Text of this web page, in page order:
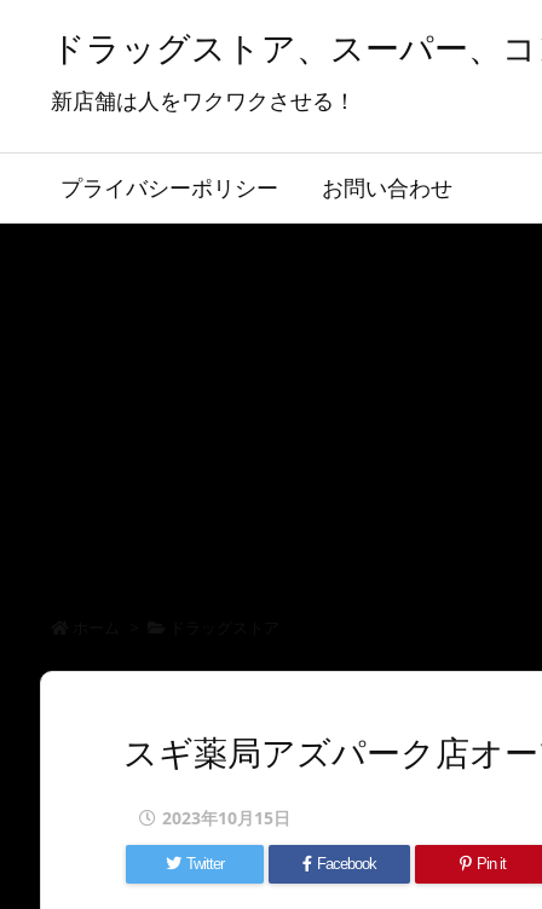
ドラッグストア、スーパー、
新店舗は人をワクワクさせる！
プライバシーポリシー お問い合わせ
スギ薬局アズパーク店オ
2023年10月15日
Twitter Facebook Pin it